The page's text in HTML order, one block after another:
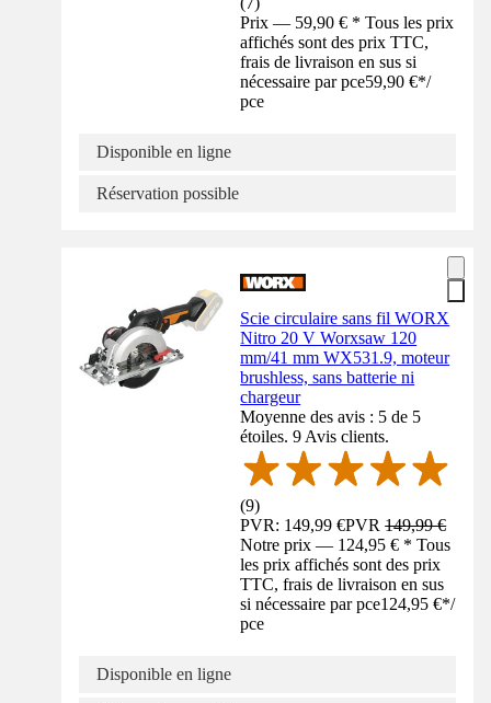
Prix — 59,90 € * Tous les prix
affichés sont des prix TTC,
frais de livraison en sus si
nécessaire par pce59,90 €*/
pce
Disponible en ligne
Réservation possible
Scie circulaire sans fil WORX
Nitro 20 V Worxsaw 120
mm/41 mm WX531.9, moteur
brushless, sans batterie ni
chargeur
Moyenne des avis : 5 de 5
étoiles. 9 Avis clients.
(9)
PVR: 149,99 €PVR149,99 €
Notre prix — 124,95 € * Tous
les prix affichés sont des prix
TTC, frais de livraison en sus
si nécessaire par pce124,95 €*/
pce
Disponible en ligne